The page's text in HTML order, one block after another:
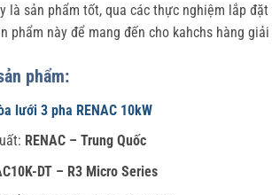
là sản phẩm tốt, qua các thực nghiệm lắp
phẩm này để mang đến cho kahchs hàng
phẩm:
lưới 3 pha RENAC 10kW
RENAC – Trung Quốc
DT – R3 Micro Series